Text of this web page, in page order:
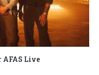
AFAS Live